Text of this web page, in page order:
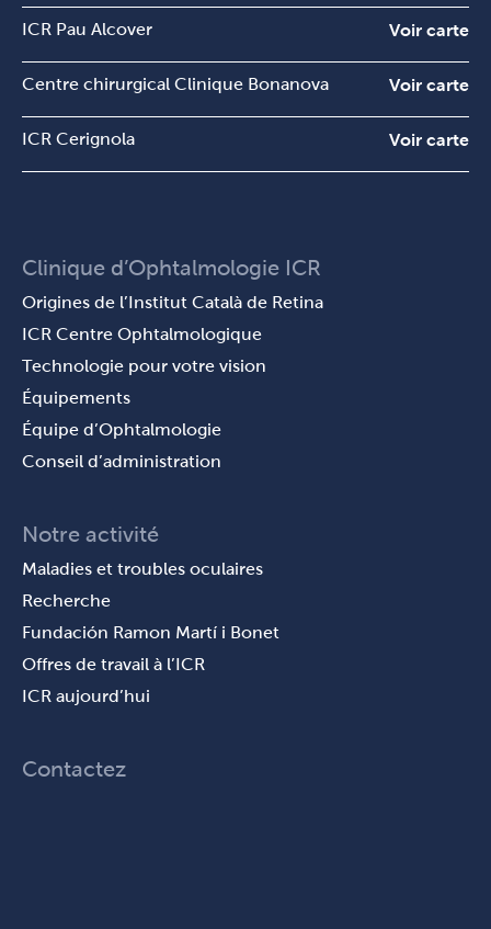
ICR Pau Alcover Voir carte
Centre chirurgical Clinique Bonanova Voir carte
ICR Cerignola Voir carte
Clinique d’Ophtalmologie ICR
Origines de l’Institut Català de Retina
ICR Centre Ophtalmologique
Technologie pour votre vision
Équipements
Équipe d’Ophtalmologie
Conseil d’administration
Notre activité
Maladies et troubles oculaires
Recherche
Fundación Ramon Martí i Bonet
Offres de travail à l’ICR
ICR aujourd’hui
Contactez